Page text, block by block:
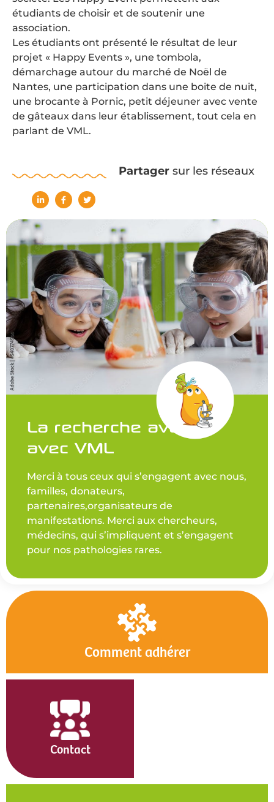
étudiants de choisir et de soutenir une
association.
Les étudiants ont présenté le résultat de leur
projet « Happy Events », une tombola,
démarchage autour du marché de Noël de
Nantes, une participation dans une boite de nuit,
une brocante à Pornic, petit déjeuner avec vente
de gâteaux dans leur établissement, tout cela en
parlant de VML.
Partagersur les réseaux
La recherche avance
avec VML
Merci à tous ceux qui s’engagent avec nous,
familles, donateurs,
partenaires,organisateurs de
manifestations. Merci aux chercheurs,
médecins, qui s’impliquent et s’engagent
pour nos pathologies rares.
Comment adhérer
Contact